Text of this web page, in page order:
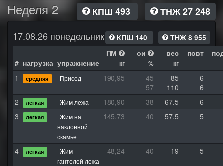
Неделя 2 КПШ 493
ТНЖ 27 248
17.08.26 понедельник
КПШ 140 ТНЖ 8 955
# нагрузка упражнение
ПМ
кг
ои
%
вес
кг
повт
1 средняя Присед 190,95 45 85
6
57
110
6
2
легкая Жим лежа 180,90 38 67.5
6
3
легкая
Жим на
наклонной
скамье
145,73 40 57.5 5
4 легкая
Жим
гантелей лежа
48,24 40 19 5